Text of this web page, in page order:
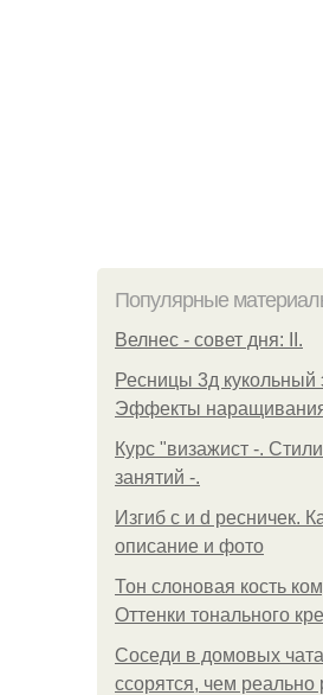
Популярные
Велнес - совет дня: II.
Ресницы 3д кукольный
Эффекты
Курс "визажист -.
занятий -.
Изгиб c и d ресничек.
описание и фото
Тон слоновая кость
Оттенки тонального
Соседи в домовых
ссорятся, чем